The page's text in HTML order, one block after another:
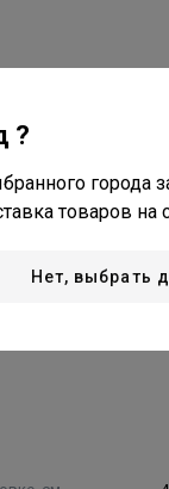
?
города
товаров на
Нет, выбрать